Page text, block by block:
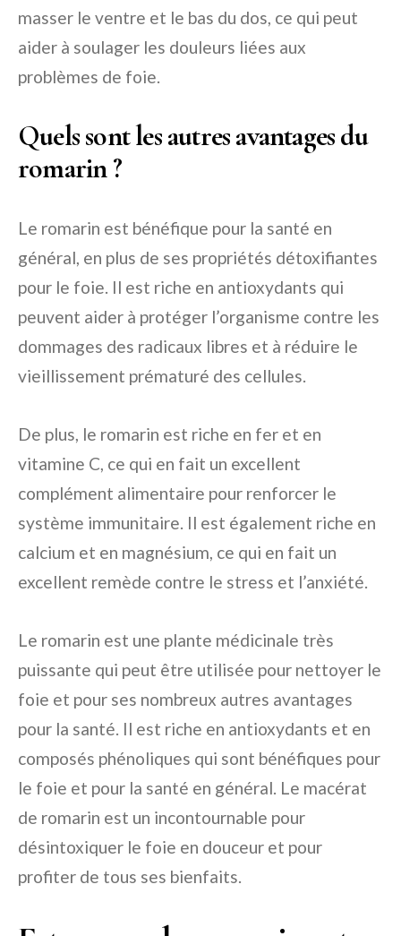
masser le ventre et le bas du dos, ce qui peut
aider à soulager les douleurs liées aux
problèmes de foie.
Quels sont les autres avantages du
romarin ?
Le romarin est bénéfique pour la santé en
général, en plus de ses propriétés détoxifiantes
pour le foie. Il est riche en antioxydants qui
peuvent aider à protéger l’organisme contre les
dommages des radicaux libres et à réduire le
vieillissement prématuré des cellules.
De plus, le romarin est riche en fer et en
vitamine C, ce qui en fait un excellent
complément alimentaire pour renforcer le
système immunitaire. Il est également riche en
calcium et en magnésium, ce qui en fait un
excellent remède contre le stress et l’anxiété.
Le romarin est une plante médicinale très
puissante qui peut être utilisée pour nettoyer le
foie et pour ses nombreux autres avantages
pour la santé. Il est riche en antioxydants et en
composés phénoliques qui sont bénéfiques pour
le foie et pour la santé en général. Le macérat
de romarin est un incontournable pour
désintoxiquer le foie en douceur et pour
profiter de tous ses bienfaits.